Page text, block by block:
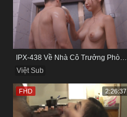
Việt Sub
FHD 2:26:37